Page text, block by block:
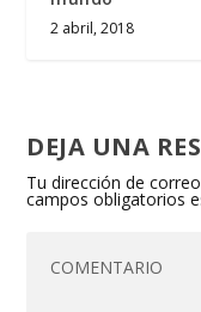
2 abril, 2018
DEJA UNA
Tu dirección de
campos obligatorios